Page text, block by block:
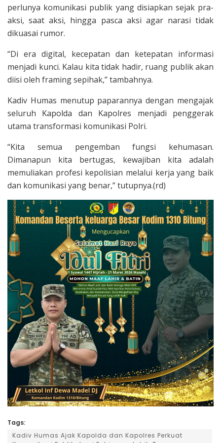
perlunya komunikasi publik yang disiapkan sejak pra-
aksi, saat aksi, hingga pasca aksi agar narasi tidak
dikuasai rumor.
“Di era digital, kecepatan dan ketepatan informasi
menjadi kunci. Kalau kita tidak hadir, ruang publik akan
diisi oleh framing sepihak,” tambahnya.
Kadiv Humas menutup paparannya dengan mengajak
seluruh Kapolda dan Kapolres menjadi penggerak
utama transformasi komunikasi Polri.
“Kita semua pengemban fungsi kehumasan.
Dimanapun kita bertugas, kewajiban kita adalah
memuliakan profesi kepolisian melalui kerja yang baik
dan komunikasi yang benar,” tutupnya.(rd)
Tags:
Kadiv Humas Ajak Kapolda dan Kapolres Perkuat